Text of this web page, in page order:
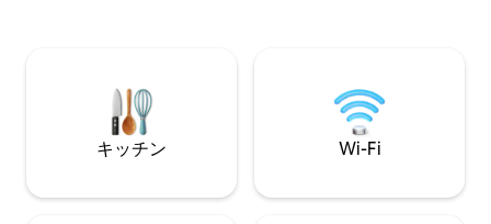
りるか、複合施設内の他の8つのユニット
の1つを借りることをご検討ください。す
べてのユニットは、現地の管理会社を通
じてではなく、限られた現地スタッフに
ングエリア スリーパーソファ、キバ暖
ムを夏場は涼しく
に保ちます。 キ
す。 タオスエリアでは、スキー、周辺の
町でのスノーボー
（予約をお手伝い
キッチン Wi-Fi